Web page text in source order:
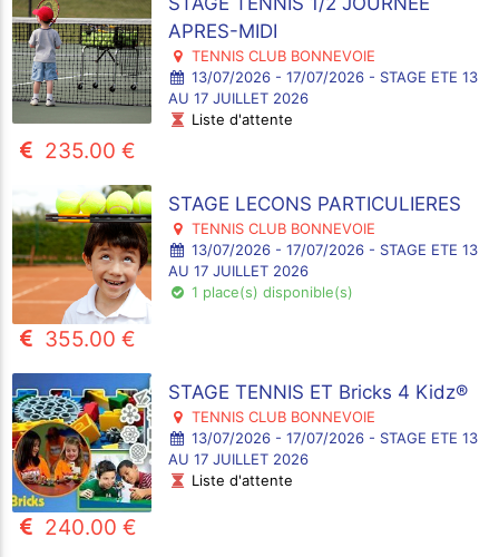
APRES-MIDI
TENNIS CLUB BONNEVOIE
13/07/2026 - 17/07/2026 - STAGE ETE 13
AU 17 JUILLET 2026
Liste d'attente
235.00 €
STAGE LECONS PARTICULIERES
TENNIS CLUB BONNEVOIE
13/07/2026 - 17/07/2026 - STAGE ETE 13
AU 17 JUILLET 2026
1 place(s) disponible(s)
355.00 €
STAGE TENNIS ET Bricks 4 Kidz®
TENNIS CLUB BONNEVOIE
13/07/2026 - 17/07/2026 - STAGE ETE 13
AU 17 JUILLET 2026
Liste d'attente
240.00 €